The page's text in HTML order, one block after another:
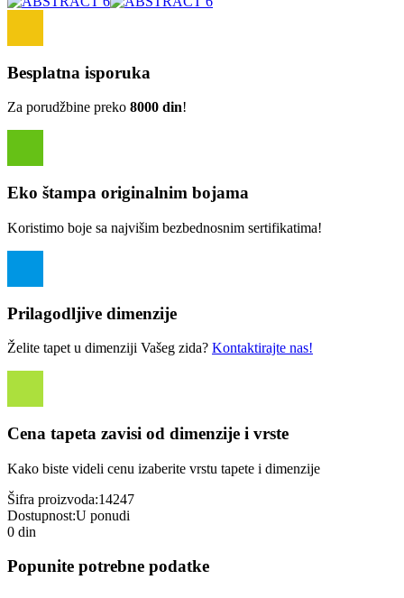
Besplatna isporuka
Za porudžbine preko 8000 din!
Eko štampa originalnim bojama
Koristimo boje sa najvišim bezbednosnim sertifikatima!
Prilagodljive dimenzije
Želite tapet u dimenziji Vašeg zida? Kontaktirajte nas!
Cena tapeta zavisi od dimenzije i vrste
Kako biste videli cenu izaberite vrstu tapete i dimenzije
Šifra proizvoda:14247
Dostupnost:U ponudi
0 din
Popunite potrebne podatke